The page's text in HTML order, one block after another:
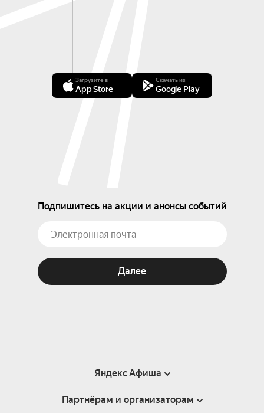
Загрузите в
App Store
Скачать из
Google Play
Подпишитесь на акции и анонсы событий
Далее
Яндекс Афиша
Справка
Партнёрам и организаторам